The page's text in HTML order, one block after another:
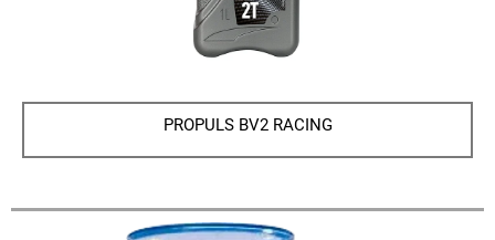
PROPULS BV2 RACING